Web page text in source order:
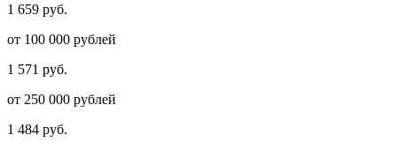
1 659 руб.
от 100 000 рублей
1 571 руб.
от 250 000 рублей
1 484 руб.